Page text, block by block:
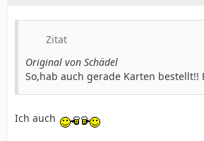
Zitat
Original von Schädel
So,hab auch gerade Karten bestellt!!
Ich auch